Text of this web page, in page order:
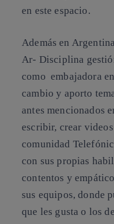
en este espacio.
Además en
Ar- Disciplina
como embajadora
cambio y aporto
antes mencionados
escribir, crear
comunidad
con sus propias
contentos y
sus equipos, donde
que les gusta o los